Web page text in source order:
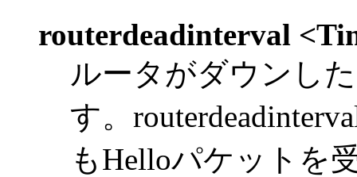
routerdeadinterval
ルータがダウンし
す。
もHelloパケットを